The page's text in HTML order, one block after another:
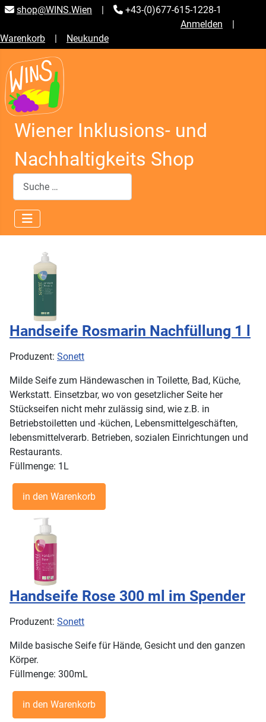
shop@WINS.Wien |
+43-(0)677-615-1228-1
Anmelden |
Warenkorb | Neukunde
Wiener Inklusions- und
Nachhaltigkeits Shop
Suchen
Handseife Rosmarin Nachfüllung 1 l
Produzent: Sonett
Milde Seife zum Händewaschen in Toilette, Bad, Küche,
Werkstatt. Einsetzbar, wo von gesetzlicher Seite her
Stückseifen nicht mehr zulässig sind, wie z.B. in
Betriebstoiletten und -küchen, Lebensmittelgeschäften,
lebensmittelverarb. Betrieben, sozialen Einrichtungen und
Restaurants.
Füllmenge: 1L
Handseife Rose 300 ml im Spender
Produzent: Sonett
Milde basische Seife für Hände, Gesicht und den ganzen
Körper.
Füllmenge: 300mL